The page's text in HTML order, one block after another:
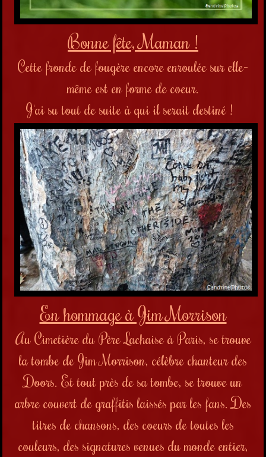
Bonne fête, Maman !
Cette fronde de fougère encore enroulée sur elle-
même est en forme de coeur.
J'ai su tout de suite à qui il serait destiné !
En hommage à Jim Morrison
Au Cimetière du Père Lachaise à Paris, se trouve
la tombe de Jim Morrison, célèbre chanteur des
Doors. Et tout près de sa tombe, se trouve un
arbre couvert de graffitis laissés par les fans. Des
titres de chansons, des coeurs de toutes les
couleurs, des signatures venues du monde entier,